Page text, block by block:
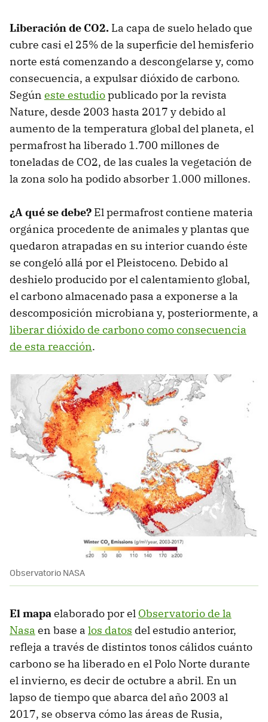
Liberación de CO2. La capa de suelo helado que
cubre casi el 25% de la superficie del hemisferio
norte está comenzando a descongelarse y, como
consecuencia, a expulsar dióxido de carbono.
Según este estudiopublicado por la revista
Nature, desde 2003 hasta 2017 y debido al
aumento de la temperatura global del planeta, el
permafrost ha liberado 1.700 millones de
toneladas de CO2, de las cuales la vegetación de
la zona solo ha podido absorber 1.000 millones.
¿A qué se debe? El permafrost contiene materia
orgánica procedente de animales y plantas que
quedaron atrapadas en su interior cuando éste
se congeló allá por el Pleistoceno. Debido al
deshielo producido por el calentamiento global,
el carbono almacenado pasa a exponerse a la
descomposición microbiana y, posteriormente, a
liberar dióxido de carbono como consecuencia
de esta reacción.
Observatorio NASA
El mapaelaborado por el Observatorio de la
Nasa en base a los datos del estudio anterior,
refleja a través de distintos tonos cálidos cuánto
carbono se ha liberado en el Polo Norte durante
el invierno, es decir de octubre a abril. En un
lapso de tiempo que abarca del año 2003 al
2017, se observa cómo las áreas de Rusia,